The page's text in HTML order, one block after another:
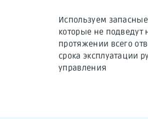
Используем
которые не подведут
протяжении всего
срока эксплуатации
управления